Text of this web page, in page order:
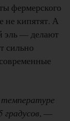
фермерского
не кипятят. А
эль — делают
сильно
, —